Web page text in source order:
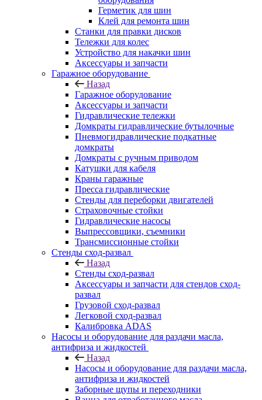
Герметик для шин
Клей для ремонта шин
Станки для правки дисков
Тележки для колес
Устройство для накачки шин
Аксессуары и запчасти
Гаражное оборудование
Назад
Гаражное оборудование
Аксессуары и запчасти
Гидравлические тележки
Домкраты гидравлические бутылочные
Пневмогидравлические подкатные
домкраты
Домкраты с ручным приводом
Катушки для кабеля
Краны гаражные
Пресса гидравлические
Стенды для переборки двигателей
Страховочные стойки
Гидравлические насосы
Выпрессовщики, съемники
Трансмиссионные стойки
Стенды сход-развал
Назад
Стенды сход-развал
Аксессуары и запчасти для стендов сход-
развал
Грузовой сход-развал
Легковой сход-развал
Калибровка ADAS
Насосы и оборудование для раздачи масла,
антифриза и жидкостей
Назад
Насосы и оборудование для раздачи масла,
антифриза и жидкостей
Заборные щупы и переходники